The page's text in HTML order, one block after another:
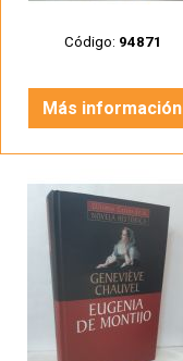
Código: 94871
Más información